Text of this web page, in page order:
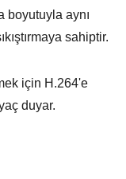
boyutuyla aynı
sahiptir.
için H.264'e
duyar.